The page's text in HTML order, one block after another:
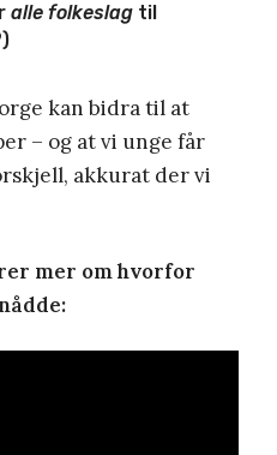
alle folkeslag til
kan bidra til at
– og at vi unge får
akkurat der vi
mer om hvorfor